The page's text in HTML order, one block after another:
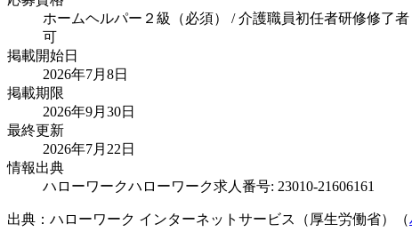
ホームヘルパー２級（必須） / 介護職員初任者研修修了
可
掲載開始日
2026年7月8日
掲載期限
2026年9月30日
最終更新
2026年7月22日
情報出典
ハローワークハローワーク求人番号: 23010-21606161
出典：ハローワーク インターネットサービス（厚生労働省）（